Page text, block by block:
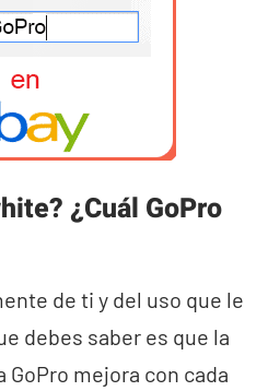
¿Cuál GoPro
de ti y del uso que le
debes saber es que la
GoPro mejora con cada